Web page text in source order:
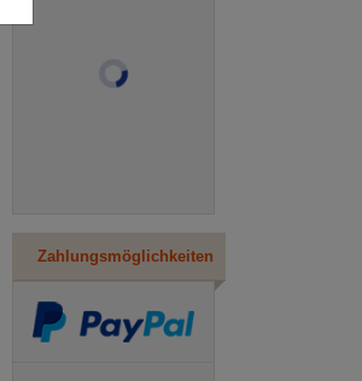
Zahlungsmöglichkeiten